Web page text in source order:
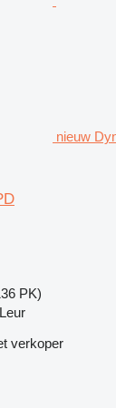
nieuw
PK)
verkoper